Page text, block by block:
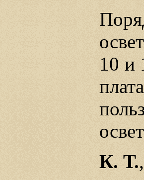
10 и
К. Т.